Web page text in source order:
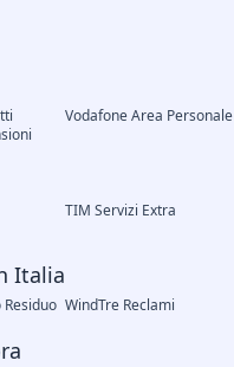
Vodafone Area Personale
TIM Servizi Extra
Italia
WindTre Reclami